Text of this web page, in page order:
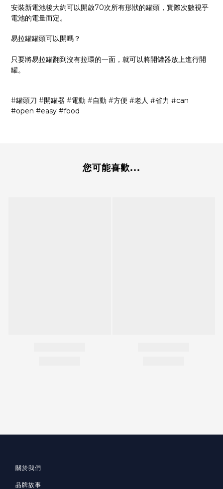
安裝新電池後大約可以開啟70次所有形狀的罐頭，實際次數視乎
電池的電量而定。
易拉罐罐頭可以開嗎？
只要將易拉罐翻到沒有拉環的一面，就可以將開罐器放上進行開
罐。
#罐頭刀 #開罐器 #電動 #自動 #方便 #老人 #省力 #can
#open #easy #food
您可能喜歡...
關於我們
品牌故事